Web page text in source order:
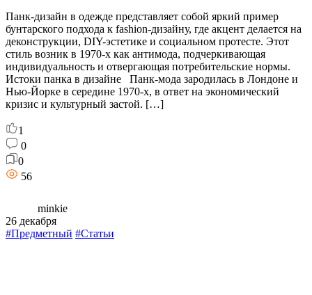
Панк-дизайн в одежде представляет собой яркий пример
бунтарского подхода к fashion-дизайну, где акцент делается на
деконструкции, DIY-эстетике и социальном протесте. Этот
стиль возник в 1970-х как антимода, подчеркивающая
индивидуальность и отвергающая потребительские нормы.
Истоки панка в дизайне Панк-мода зародилась в Лондоне и
Нью-Йорке в середине 1970-х, в ответ на экономический
кризис и культурный застой. […]
1
0
0
56
minkie
26 декабря
#Предметный #Статьи